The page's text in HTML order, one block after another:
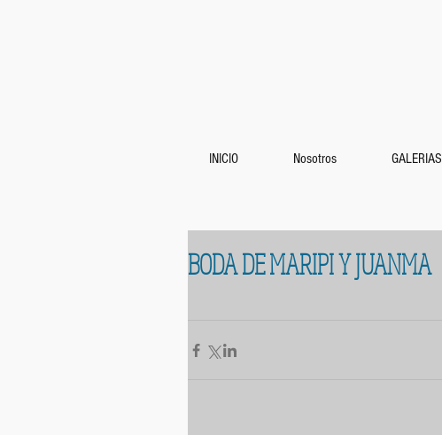
INICIO Nosotros GALERIAS
BODA DE MARIPI Y JUANMA